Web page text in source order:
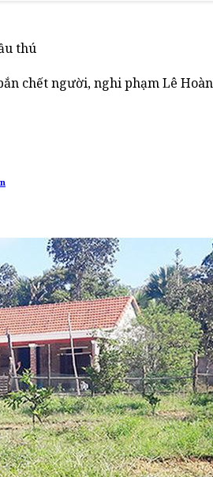
thú
chết người, nghi phạm Lê